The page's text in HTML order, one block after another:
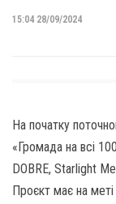
15:04 28/09/2024
На початку
«Громада на всі
DOBRE, Starlight
Проєкт має на меті